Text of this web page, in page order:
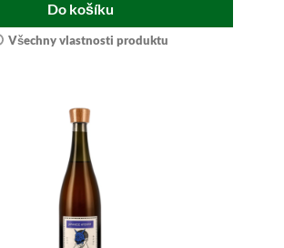
Do košíku
Všechny vlastnosti produktu